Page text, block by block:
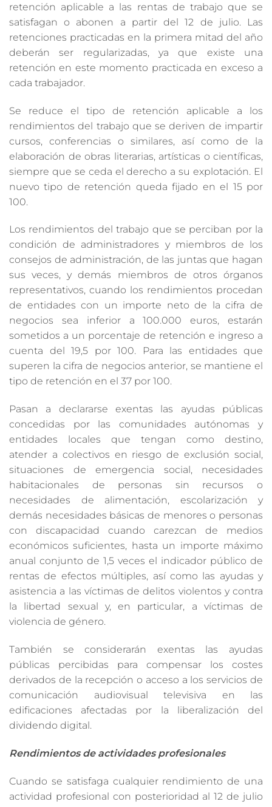
retención aplicable a las rentas de trabajo que se
satisfagan o abonen a partir del 12 de julio. Las
retenciones practicadas en la primera mitad del año
deberán ser regularizadas, ya que existe una
retención en este momento practicada en exceso a
cada trabajador.
Se reduce el tipo de retención aplicable a los
rendimientos del trabajo que se deriven de impartir
cursos, conferencias o similares, así como de la
elaboración de obras literarias, artísticas o científicas,
siempre que se ceda el derecho a su explotación. El
nuevo tipo de retención queda fijado en el 15 por
100.
Los rendimientos del trabajo que se perciban por la
condición de administradores y miembros de los
consejos de administración, de las juntas que hagan
sus veces, y demás miembros de otros órganos
representativos, cuando los rendimientos procedan
de entidades con un importe neto de la cifra de
negocios sea inferior a 100.000 euros, estarán
sometidos a un porcentaje de retención e ingreso a
cuenta del 19,5 por 100. Para las entidades que
superen la cifra de negocios anterior, se mantiene el
tipo de retención en el 37 por 100.
Pasan a declararse exentas las ayudas públicas
concedidas por las comunidades autónomas y
entidades locales que tengan como destino,
atender a colectivos en riesgo de exclusión social,
situaciones de emergencia social, necesidades
habitacionales de personas sin recursos o
necesidades de alimentación, escolarización y
demás necesidades básicas de menores o personas
con discapacidad cuando carezcan de medios
económicos suficientes, hasta un importe máximo
anual conjunto de 1,5 veces el indicador público de
rentas de efectos múltiples, así como las ayudas y
asistencia a las víctimas de delitos violentos y contra
la libertad sexual y, en particular, a víctimas de
violencia de género.
También se considerarán exentas las ayudas
públicas percibidas para compensar los costes
derivados de la recepción o acceso a los servicios de
comunicación audiovisual televisiva en las
edificaciones afectadas por la liberalización del
dividendo digital.
Rendimientos de actividades profesionales
Cuando se satisfaga cualquier rendimiento de una
actividad profesional con posterioridad al 12 de julio